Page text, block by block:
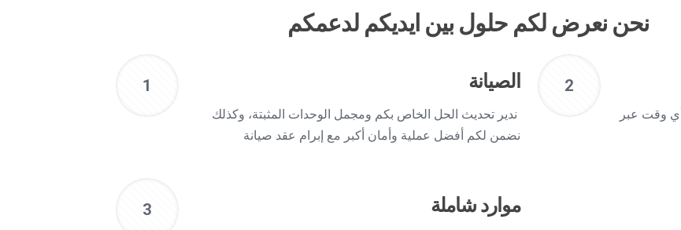
بين ايديكم لدعمكم
1 الصيانة
ندير تحديث الحل الخاص بكم ومجمل الوحدات المثبتة، وكذلك
نضمن لكم أفضل عملية وأمان أكبر مع إبرام عقد صيانة
2
وقت عبر
3 موارد شاملة